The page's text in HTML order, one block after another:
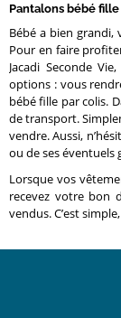
Pantalons bébé
Bébé a bien grandi,
Pour en faire
Jacadi Seconde
options : vous
bébé fille par colis.
de transport.
vendre. Aussi,
ou de ses
Lorsque vos
recevez votre bon
vendus. C’est